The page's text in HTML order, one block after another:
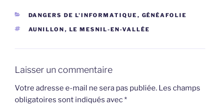
CATÉGORIES
DANGERS DE L'INFORMATIQUE , GÉNÉAFOLIE
ÉTIQUETTES
AUNILLON , LE MESNIL-EN-VALLÉE
Laisser un commentaire
Votre adresse e-mail ne sera pas publiée. Les champs
obligatoires sont indiqués avec*